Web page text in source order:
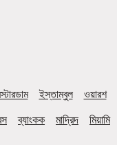
ইস্তাম্বুল ওয়ারশ
ব্যাংকক মাদ্রিদ মিয়ামি